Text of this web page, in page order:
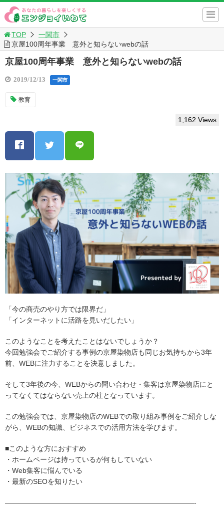
TOP
一関市
京屋100周年事業 意外と知らないwebの話
京屋100周年事業 意外と知らないwebの話
2019/12/13 一関市
教育
1,162 Views
「今の商売のやり方では限界だ」
「インターネットに活路を見いだしたい」
このようなことを考えたことはないでしょうか？
今回勉強会でご紹介する事例の京屋染物店も同じお気持ちから3年
前、WEBに注力することを決意しました。
そして3年後の今、WEBからの問い合わせ・集客は京屋染物店にと
ってなくてはならない売上の柱となっています。
この勉強会では、京屋染物店のWEBでの取り組み事例をご紹介しな
がら、WEBの知識、ビジネスでの活用方法を学びます。
■このような方におすすめ
・ホームページは持っているが何もしていない
・Web集客に悩んでいる
・最新のSEOを知りたい
———————————————————————————-